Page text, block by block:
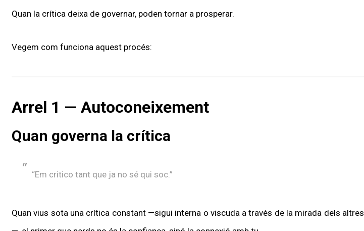
Quan la crítica deixa de governar, poden tornar a prosperar.
Vegem com funciona aquest procés:
Arrel 1 — Autoconeixement
Quan governa la crítica
“Em critico tant que ja no sé qui soc.”
Quan vius sota una crítica constant —sigui interna o viscuda a través de la mirada dels altres